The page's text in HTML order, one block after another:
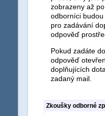
zobrazeny až
odborníci
pro zadávání
odpověď
Pokud zadáte
odpověď
doplňujících
zadaný mail.
Zkoušky odborné